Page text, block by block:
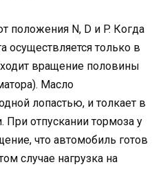
положения N, D и P. Когда
осуществляется только в
вращение половины
Масло
лопастью, и толкает в
При отпускании тормоза у
что автомобиль готов
случае нагрузка на